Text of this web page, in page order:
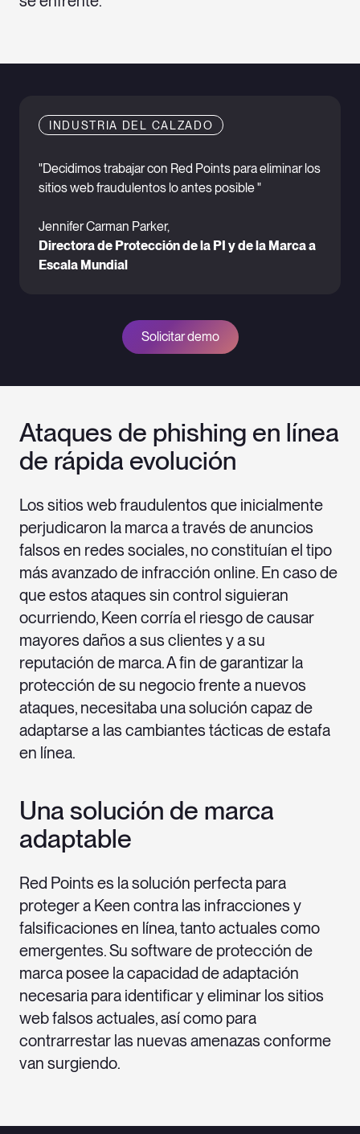
INDUSTRIA DEL CALZADO
"Decidimos trabajar con Red Points para eliminar los
sitios web fraudulentos lo antes posible "
Jennifer Carman Parker,
Directora de Protección de la PI y de la Marca a
Escala Mundial
Solicitar demo
Ataques de phishing en línea
de rápida evolución
Los sitios web fraudulentos que inicialmente
perjudicaron la marca a través de anuncios
falsos en redes sociales, no constituían el tipo
más avanzado de infracción online. En caso de
que estos ataques sin control siguieran
ocurriendo, Keen corría el riesgo de causar
mayores daños a sus clientes y a su
reputación de marca. A fin de garantizar la
protección de su negocio frente a nuevos
ataques, necesitaba una solución capaz de
adaptarse a las cambiantes tácticas de estafa
en línea.
Una solución de marca
adaptable
Red Points es la solución perfecta para
proteger a Keen contra las infracciones y
falsificaciones en línea, tanto actuales como
emergentes. Su software de protección de
marca posee la capacidad de adaptación
necesaria para identificar y eliminar los sitios
web falsos actuales, así como para
contrarrestar las nuevas amenazas conforme
van surgiendo.